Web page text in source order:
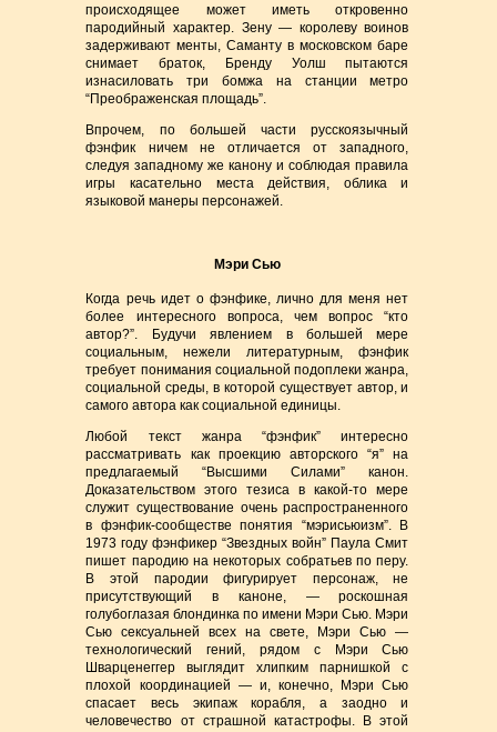
происходящее может иметь откровенно
пародийный характер. Зену — королеву воинов
задерживают менты, Саманту в московском баре
снимает браток, Бренду Уолш пытаются
изнасиловать три бомжа на станции метро
“Преображенская площадь”.
Впрочем, по большей части русскоязычный
фэнфик ничем не отличается от западного,
следуя западному же канону и соблюдая правила
игры касательно места действия, облика и
языковой манеры персонажей.
Мэри Сью
Когда речь идет о фэнфике, лично для меня нет
более интересного вопроса, чем вопрос “кто
автор?”. Будучи явлением в большей мере
социальным, нежели литературным, фэнфик
требует понимания социальной подоплеки жанра,
социальной среды, в которой существует автор, и
самого автора как социальной единицы.
Любой текст жанра “фэнфик” интересно
рассматривать как проекцию авторского “я” на
предлагаемый “Высшими Силами” канон.
Доказательством этого тезиса в какой-то мере
служит существование очень распространенного
в фэнфик-сообществе понятия “мэрисьюизм”. В
1973 году фэнфикер “Звездных войн” Паула Смит
пишет пародию на некоторых собратьев по перу.
В этой пародии фигурирует персонаж, не
присутствующий в каноне, — роскошная
голубоглазая блондинка по имени Мэри Сью. Мэри
Сью сексуальней всех на свете, Мэри Сью —
технологический гений, рядом с Мэри Сью
Шварценеггер выглядит хлипким парнишкой с
плохой координацией — и, конечно, Мэри Сью
спасает весь экипаж корабля, а заодно и
человечество от страшной катастрофы. В этой